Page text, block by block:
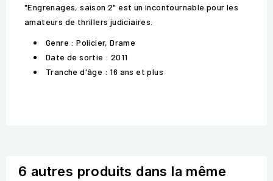
"Engrenages, saison 2" est un incontournable pour les
amateurs de thrillers judiciaires.
Genre : Policier, Drame
Date de sortie : 2011
Tranche d'âge : 16 ans et plus
6 autres produits dans la même